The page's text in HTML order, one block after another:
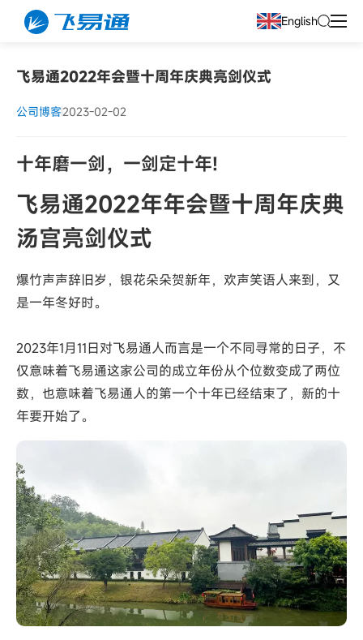
English
飞易通2022年会暨十周年庆典亮剑仪式
公司博客2023-02-02
十年磨一剑，一剑定十年!
飞易通2022年年会暨十周年庆典
汤宫亮剑仪式
爆竹声声辞旧岁，银花朵朵贺新年，欢声笑语人来到，又
是一年冬好时。
2023年1月11日对飞易通人而言是一个不同寻常的日子，不
仅意味着飞易通这家公司的成立年份从个位数变成了两位
数，也意味着飞易通人的第一个十年已经结束了，新的十
年要开始了。